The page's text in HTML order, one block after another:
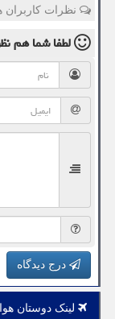
نظرات
لطفا شما هم
درج دیدگاه
لینک دوستان